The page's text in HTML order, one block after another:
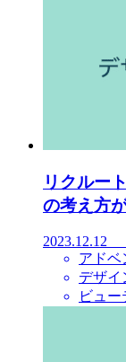
リクルー
の考え方
2023.12.12
アドベ
デザイ
ビュー